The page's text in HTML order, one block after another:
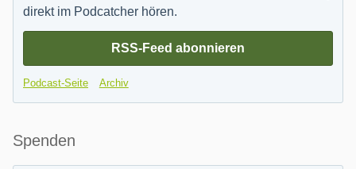
direkt im Podcatcher hören.
RSS-Feed abonnieren
Podcast-Seite Archiv
Spenden